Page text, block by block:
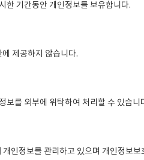
한 기간동안 개인정보를 보유합니다.
제공하지 않습니다.
보를 외부에 위탁하여 처리할 수 있습니
인정보를 관리하고 있으며 개인정보보